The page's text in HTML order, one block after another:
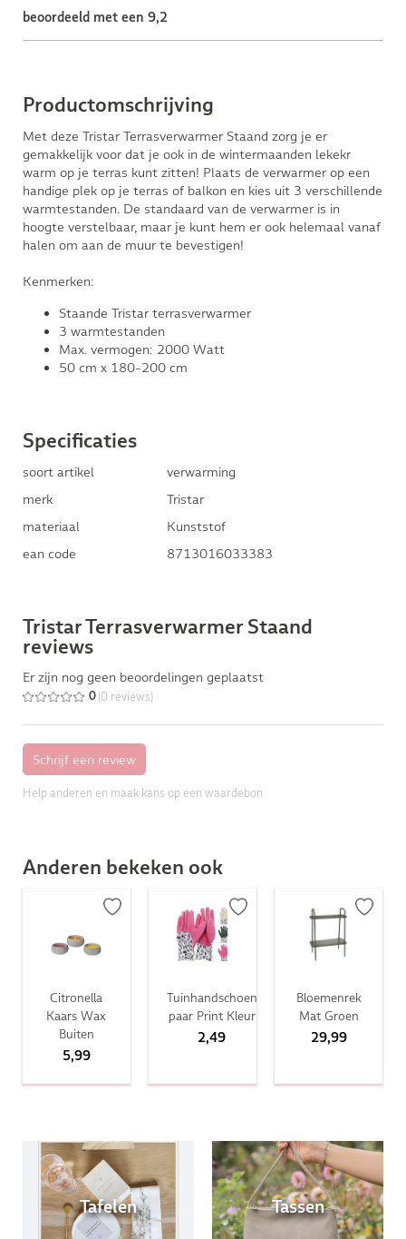
beoordeeld met een 9,2
Productomschrijving
Met deze Tristar Terrasverwarmer Staand zorg je er
gemakkelijk voor dat je ook in de wintermaanden lekekr
warm op je terras kunt zitten! Plaats de verwarmer op een
handige plek op je terras of balkon en kies uit 3 verschillende
warmtestanden. De standaard van de verwarmer is in
hoogte verstelbaar, maar je kunt hem er ook helemaal vanaf
halen om aan de muur te bevestigen!
Kenmerken:
Staande Tristar terrasverwarmer
3 warmtestanden
Max. vermogen: 2000 Watt
50 cm x 180-200 cm
Specificaties
soort artikel
verwarming
merk
Tristar
materiaal
Kunststof
ean code
8713016033383
Tristar Terrasverwarmer Staand
reviews
Er zijn nog geen beoordelingen geplaatst
0 (0 reviews)
Help anderen en maak kans op een waardebon
Anderen bekeken ook
Citronella
Kaars Wax
Buiten
5,99
Tuinhandschoen
paar Print Kleur
2,49
Bloemenrek
Mat Groen
29,99
Tafelen Tassen